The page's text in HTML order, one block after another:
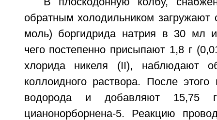
обратным холодильником загружают
моль) боргидрида натрия в 30 мл
чего постепенно присыпают 1,8 г
хлорида никеля (II), наблюдают
коллоидного раствора. После
водорода и добавляют
цианонорборнена-5. Реакцию